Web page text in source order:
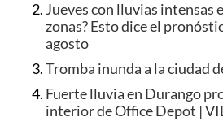
Jueves con lluvias intensas
zonas? Esto dice el
agosto
Tromba inunda a la ciudad
Fuerte lluvia en Durango
interior de Office Depot |